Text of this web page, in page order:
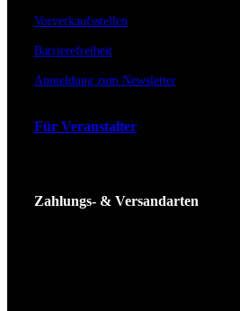
Vorverkaufsstellen
Barrierefreiheit
Anmeldung zum Newsletter
Für Veranstalter
Zahlungs- & Versandarten